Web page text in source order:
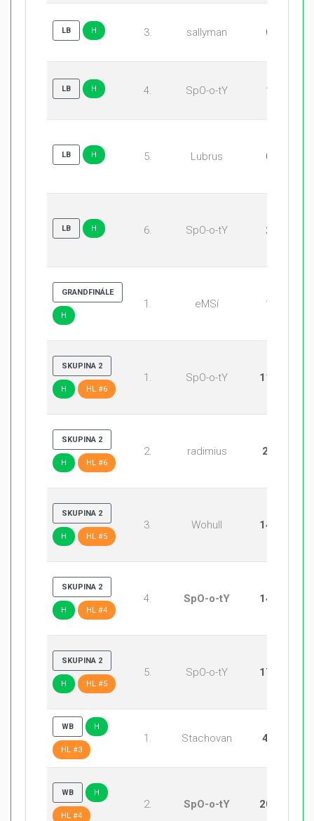
LB H 3. sallyman 0:1
LB H 4. SpO-o-tY 1:0
LB H 5. Lubrus 0:2
LB H 6. SpO-o-tY 2:0
GRANDFINÁLE
H
1. eMSí 1:0
SKUPINA 2
H HL #6
1. SpO-o-tY 11:20
SKUPINA 2
H HL #6
2. radimius 2:20
SKUPINA 2
H HL #5
3. Wohull 14:20
SKUPINA 2
H HL #4
4. SpO-o-tY 14:11
SKUPINA 2
H HL #5
5. SpO-o-tY 17:20
WB H
HL #3
1. Stachovan 4:20
WB H
HL #4
2. SpO-o-tY 20:12